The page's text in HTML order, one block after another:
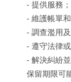
- 提供服務；
- 維護帳單
- 調查濫用
- 遵守法律
- 解決糾紛
保留期限可